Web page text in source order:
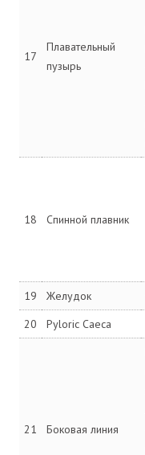
17
Плавательный
пузырь
18 Спинной плавник
19
Желудок
20
Pyloric Caeca
21 Боковая линия